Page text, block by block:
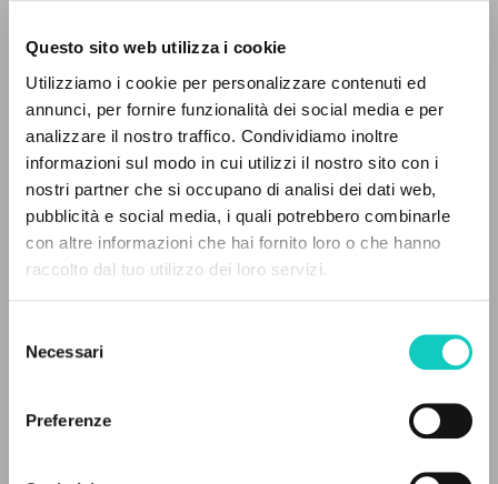
Questo sito web utilizza i cookie
Utilizziamo i cookie per personalizzare contenuti ed
annunci, per fornire funzionalità dei social media e per
analizzare il nostro traffico. Condividiamo inoltre
informazioni sul modo in cui utilizzi il nostro sito con i
nostri partner che si occupano di analisi dei dati web,
pubblicità e social media, i quali potrebbero combinarle
con altre informazioni che hai fornito loro o che hanno
raccolto dal tuo utilizzo dei loro servizi.
delNecessari
Preferenze
Giussani LuigiAuthor
Deutsche Grammophon
Pages: 2
THE PROJECT
The portal collects and gives access to the
writings of Luigi Giussani: nearly 5,000
bibliographic references, full texts in 5
languages, and dedicated thematic sections.